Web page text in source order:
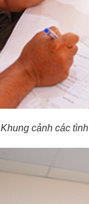
Khung cảnh các